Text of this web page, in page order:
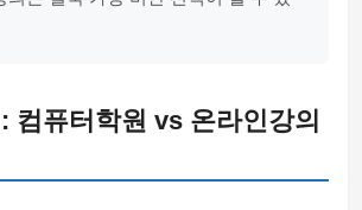
컴퓨터학원 vs 온라인강의